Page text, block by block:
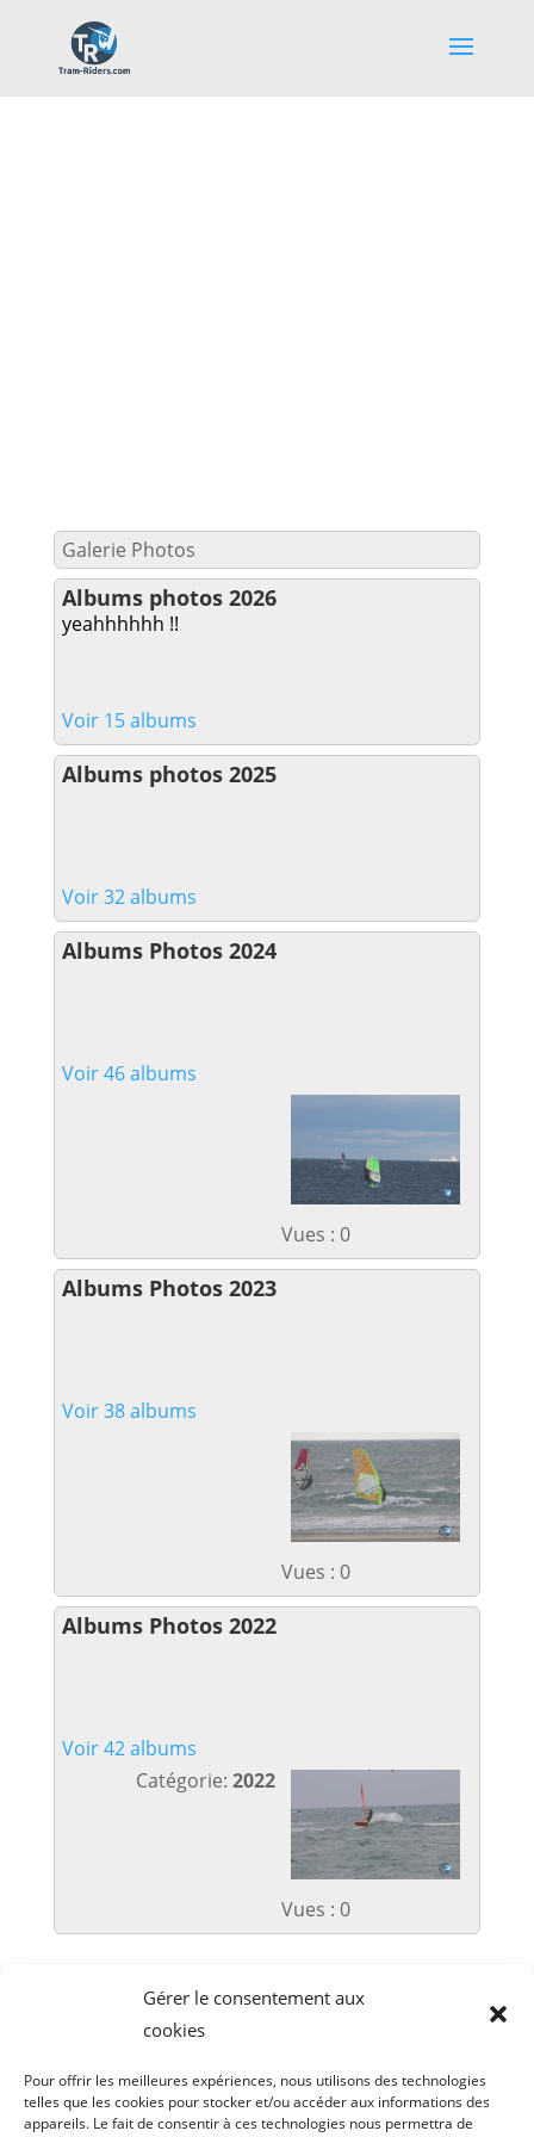
Gérer le consentement aux
cookies
Pour offrir les meilleures expériences, nous utilisons des technologies
telles que les cookies pour stocker et/ou accéder aux informations des
appareils. Le fait de consentir à ces technologies nous permettra de
Galerie Photos
Albums photos 2026
yeahhhhhh !!
Voir 15 albums
Albums photos 2025
Voir 32 albums
Albums Photos 2024
Voir 46 albums
Vues : 0
Albums Photos 2023
Voir 38 albums
Vues : 0
Albums Photos 2022
Voir 42 albums
Vues : 0
Catégorie:2022
Les galeries photos antérieures à 2022 sont
riders.com/multimedia